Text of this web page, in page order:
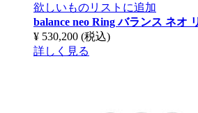
欲しいものリストに追加
balance neo Ringバランス ネオ
¥ 530,200 (税込)
詳しく見る